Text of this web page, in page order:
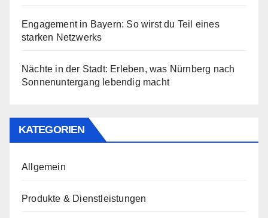
Engagement in Bayern: So wirst du Teil eines
starken Netzwerks
Nächte in der Stadt: Erleben, was Nürnberg nach
Sonnenuntergang lebendig macht
KATEGORIEN
Allgemein
Produkte & Dienstleistungen